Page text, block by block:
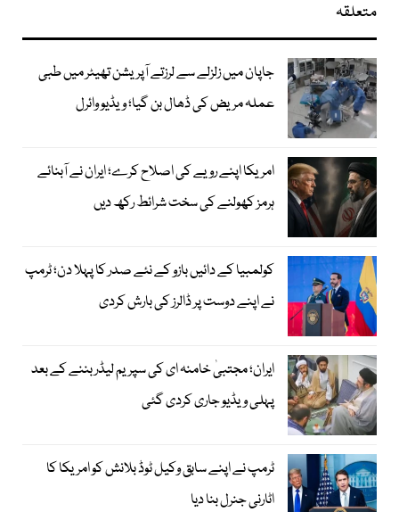
متعلقہ
جاپان میں زلزلے سے لرزتے آپریشن تھیٹر میں طبی
عملہ مریض کی ڈھال بن گیا؛ ویڈیو وائرل
امریکا اپنے رویے کی اصلاح کرے؛ ایران نے آبنائے
ہرمز کھولنے کی سخت شرائط رکھ دیں
کولمبیا کے دائیں بازو کے نئے صدر کا پہلا دن؛ ٹرمپ
نے اپنے دوست پر ڈالرز کی بارش کردی
ایران؛ مجتبیٰ خامنہ ای کی سپریم لیڈر بننے کے بعد
پہلی ویڈیو جاری کردی گئی
ٹرمپ نے اپنے سابق وکیل ٹوڈ بلانش کو امریکا کا
اٹارنی جنرل بنا دیا